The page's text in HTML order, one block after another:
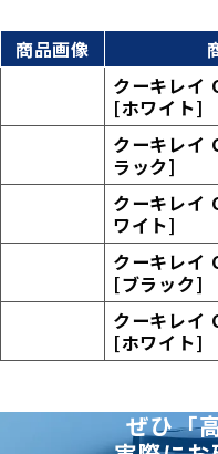
商品画像
クーキレイ
[ホワイト]
クーキレイ
ラック]
クーキレイ
ワイト]
クーキレイ
[ブラック]
クーキレイ
[ホワイト]
ぜひ「